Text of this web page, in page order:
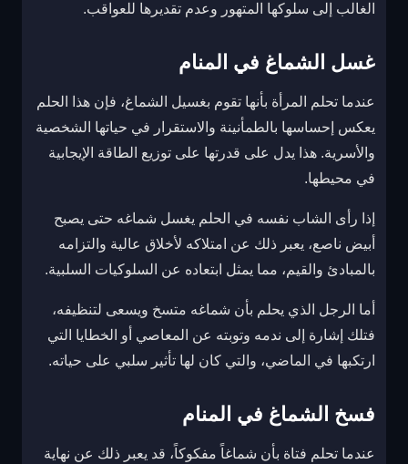
الغالب إلى سلوكها المتهور وعدم تقديرها للعواقب.
غسل الشماغ في المنام
عندما تحلم المرأة بأنها تقوم بغسيل الشماغ، فإن هذا الحلم
يعكس إحساسها بالطمأنينة والاستقرار في حياتها الشخصية
والأسرية. هذا يدل على قدرتها على توزيع الطاقة الإيجابية
في محيطها.
إذا رأى الشاب نفسه في الحلم يغسل شماغه حتى يصبح
أبيض ناصع، يعبر ذلك عن امتلاكه لأخلاق عالية والتزامه
بالمبادئ والقيم، مما يمثل ابتعاده عن السلوكيات السلبية.
أما الرجل الذي يحلم بأن شماغه متسخ ويسعى لتنظيفه،
فتلك إشارة إلى ندمه وتوبته عن المعاصي أو الخطايا التي
ارتكبها في الماضي، والتي كان لها تأثير سلبي على حياته.
فسخ الشماغ في المنام
عندما تحلم فتاة بأن شماغاً مفكوكاً، قد يعبر ذلك عن نهاية